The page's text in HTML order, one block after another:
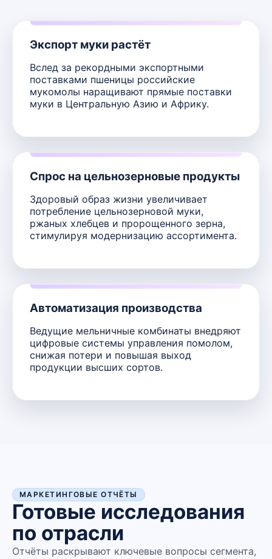
Экспорт муки растёт
Вслед за рекордными экспортными
поставками пшеницы российские
мукомолы наращивают прямые поставки
муки в Центральную Азию и Африку.
Спрос на цельнозерновые продукты
Здоровый образ жизни увеличивает
потребление цельнозерновой муки,
ржаных хлебцев и пророщенного зерна,
стимулируя модернизацию ассортимента.
Автоматизация производства
Ведущие мельничные комбинаты внедряют
цифровые системы управления помолом,
снижая потери и повышая выход
продукции высших сортов.
МАРКЕТИНГОВЫЕ ОТЧЁТЫ
Готовые исследования
по отрасли
Отчёты раскрывают ключевые вопросы сегмента,